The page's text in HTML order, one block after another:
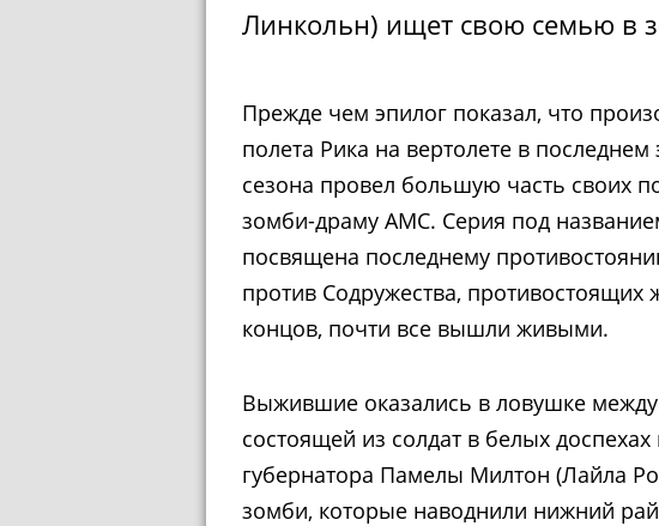
Линкольн) ищет свою семью в
Прежде чем эпилог показал, что
полета Рика на вертолете в
сезона провел большую часть своих
зомби-драму AMC. Серия под
посвящена последнему
против Содружества,
концов, почти все вышли живыми.
Выжившие оказались в ловушке
состоящей из солдат в белых
губернатора Памелы Милтон (Лайла
зомби, которые наводнили нижний